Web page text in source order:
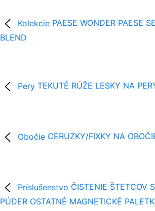
Kolekcie PAESE WONDER PAESE
BLEND
Pery TEKUTÉ RÚŽE LESKY NA
Obočie CERUZKY/FIXKY NA
Príslušenstvo ČISTENIE ŠTETCOV
PÚDER OSTATNÉ MAGNETICKÉ